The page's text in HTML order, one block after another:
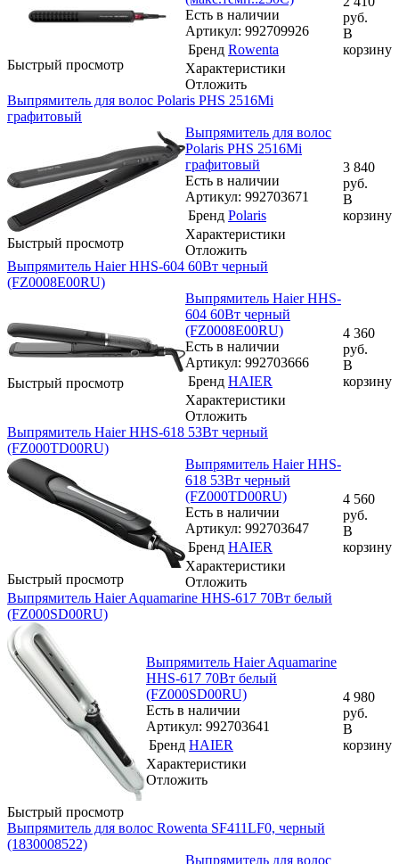
Быстрый просмотр
Есть в наличии
Артикул: 992709926
Бренд Rowenta
Характеристики
Отложить
руб.
В
корзину
Выпрямитель для волос Polaris PHS 2516Mi
графитовый
Быстрый просмотр
Выпрямитель для волос
Polaris PHS 2516Mi
графитовый
Есть в наличии
Артикул: 992703671
Бренд Polaris
Характеристики
Отложить
3 840
руб.
В
корзину
Выпрямитель Haier HHS-604 60Вт черный
(FZ0008E00RU)
Быстрый просмотр
Выпрямитель Haier HHS-
604 60Вт черный
(FZ0008E00RU)
Есть в наличии
Артикул: 992703666
Бренд HAIER
Характеристики
Отложить
4 360
руб.
В
корзину
Выпрямитель Haier HHS-618 53Вт черный
(FZ000TD00RU)
Быстрый просмотр
Выпрямитель Haier HHS-
618 53Вт черный
(FZ000TD00RU)
Есть в наличии
Артикул: 992703647
Бренд HAIER
Характеристики
Отложить
4 560
руб.
В
корзину
Выпрямитель Haier Aquamarine HHS-617 70Вт белый
(FZ000SD00RU)
Быстрый просмотр
Выпрямитель Haier Aquamarine
HHS-617 70Вт белый
(FZ000SD00RU)
Есть в наличии
Артикул: 992703641
Бренд HAIER
Характеристики
Отложить
4 980
руб.
В
корзину
Выпрямитель для волос Rowenta SF411LF0, черный
(1830008522)
Выпрямитель для волос